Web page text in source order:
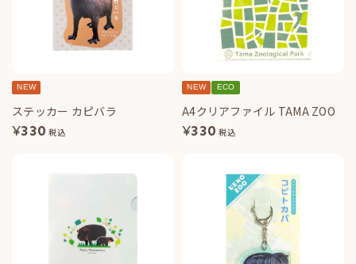
NEW
ステッカー カピバラ
¥330 税込
NEW ECO
A4クリアファイル TAMA ZOO
¥330 税込